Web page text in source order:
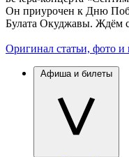
Он приурочен к Дню
Булата Окуджавы. Ждём
Оригинал статьи, фото и
Афиша и билеты